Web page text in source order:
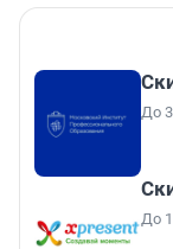
До
До